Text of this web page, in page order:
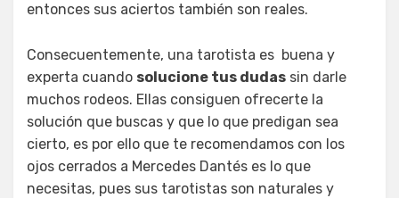
entonces sus aciertos también son reales.
Consecuentemente, una tarotista es buena y
experta cuando solucione tus dudas sin darle
muchos rodeos. Ellas consiguen ofrecerte la
solución que buscas y que lo que predigan sea
cierto, es por ello que te recomendamos con los
ojos cerrados a Mercedes Dantés es lo que
necesitas, pues sus tarotistas son naturales y